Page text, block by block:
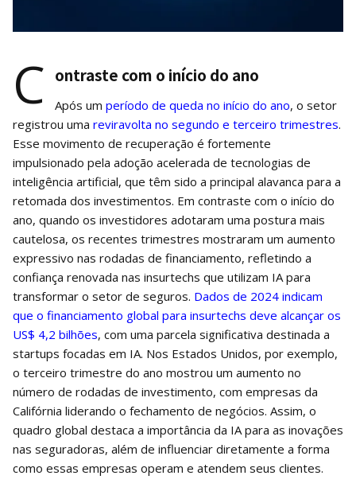
C ontraste com o início do ano
Após um período de queda no início do ano, o setor
registrou uma reviravolta no segundo e terceiro trimestres.
Esse movimento de recuperação é fortemente
impulsionado pela adoção acelerada de tecnologias de
inteligência artificial, que têm sido a principal alavanca para a
retomada dos investimentos. Em contraste com o início do
ano, quando os investidores adotaram uma postura mais
cautelosa, os recentes trimestres mostraram um aumento
expressivo nas rodadas de financiamento, refletindo a
confiança renovada nas insurtechs que utilizam IA para
transformar o setor de seguros. Dados de 2024 indicam
que o financiamento global para insurtechs deve alcançar os
US$ 4,2 bilhões, com uma parcela significativa destinada a
startups focadas em IA. Nos Estados Unidos, por exemplo,
o terceiro trimestre do ano mostrou um aumento no
número de rodadas de investimento, com empresas da
Califórnia liderando o fechamento de negócios. Assim, o
quadro global destaca a importância da IA para as inovações
nas seguradoras, além de influenciar diretamente a forma
como essas empresas operam e atendem seus clientes.